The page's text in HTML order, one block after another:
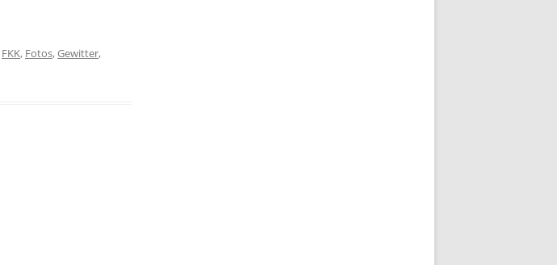
FKK, Fotos,Gewitter,